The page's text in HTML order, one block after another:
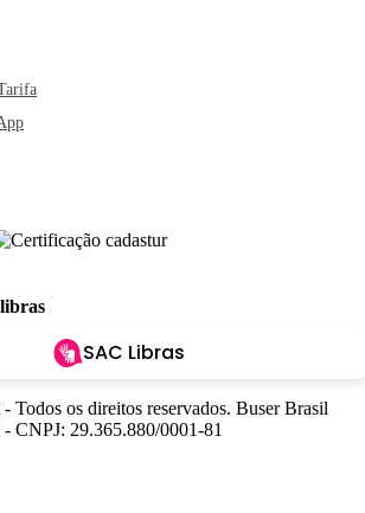
SAC Libras
Todos os direitos reservados. Buser Brasil
CNPJ: 29.365.880/0001-81